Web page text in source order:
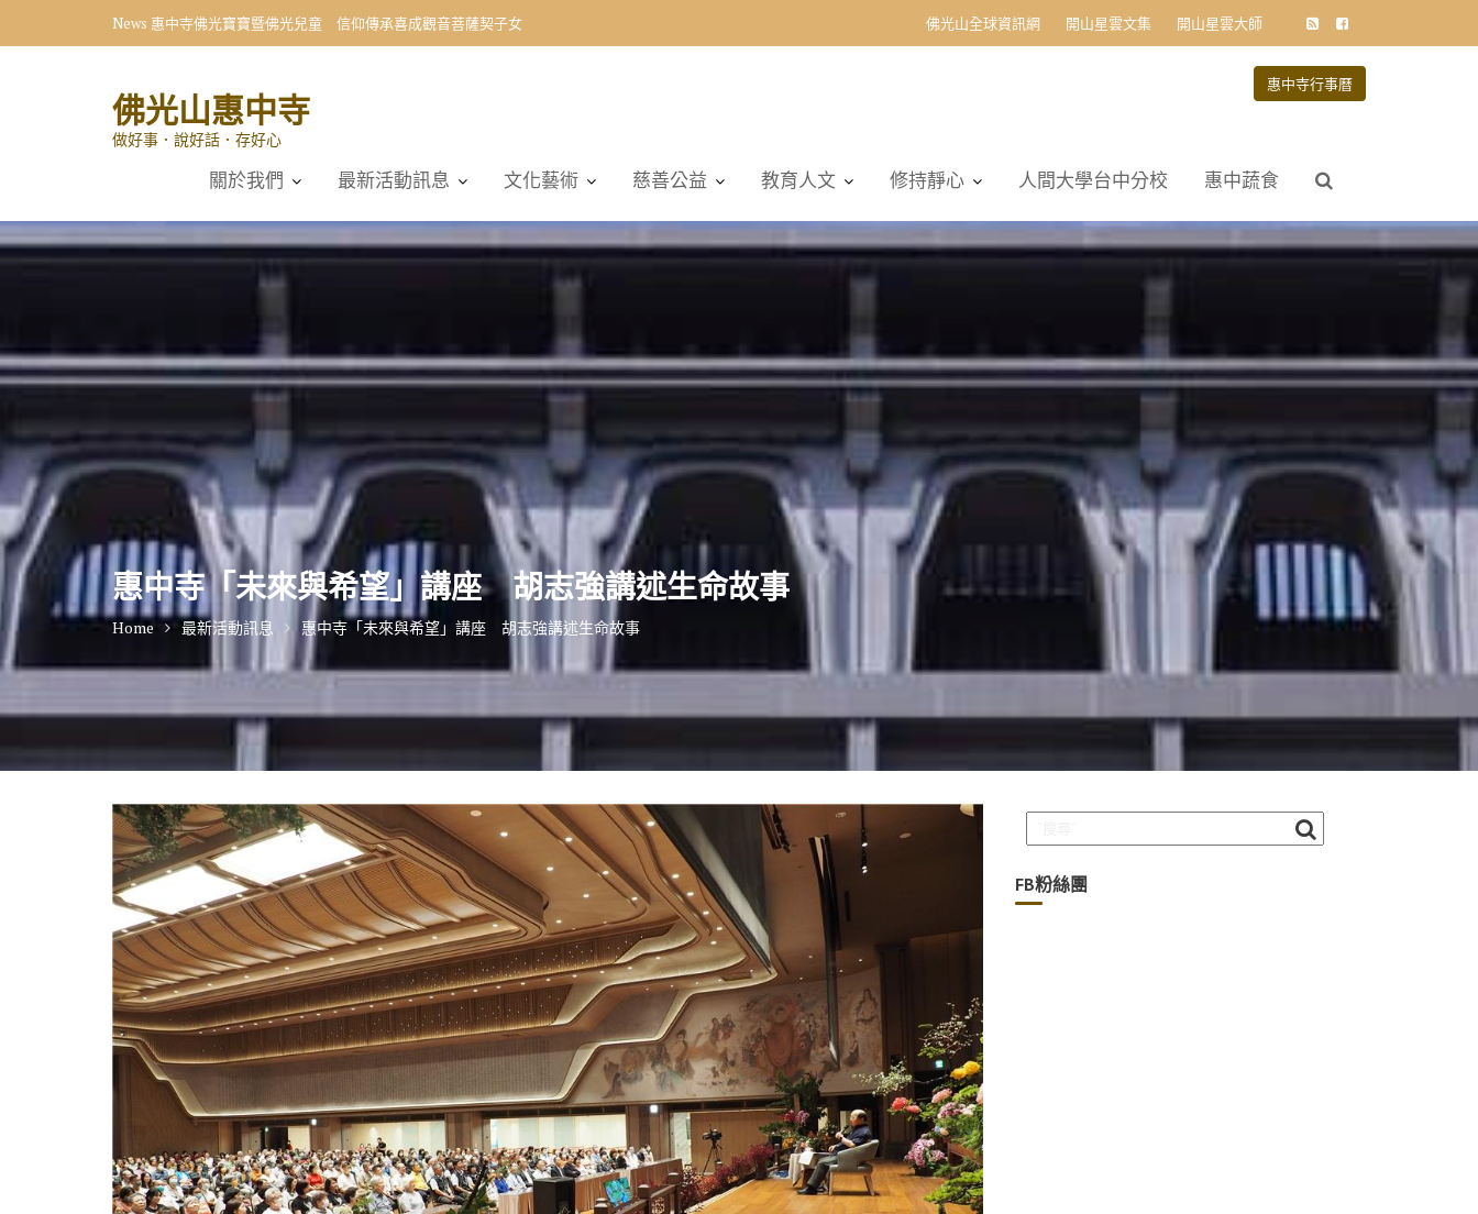
News 惠中寺佛光寶寶暨佛光兒童 信仰傳承喜成觀音菩薩契子女 佛光山全球資訊網 開山星雲文集 開山星雲大師
佛光山惠中寺
做好事．說好話．存好心
惠中寺行事曆
關於我們 最新活動訊息 文化藝術 慈善公益 教育人文 修持靜心 人間大學台中分校 惠中蔬食
惠中寺「未來與希望」講座 胡志強講述生命故事
Home 最新活動訊息 惠中寺「未來與希望」講座 胡志強講述生命故事
FB粉絲團